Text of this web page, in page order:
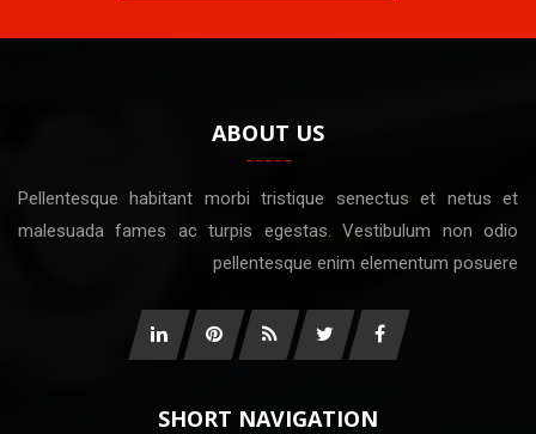
ABOUT US
Pellentesque habitant morbi tristique senectus et netus et
malesuada fames ac turpis egestas. Vestibulum non odio
pellentesque enim elementum posuere
SHORT NAVIGATION